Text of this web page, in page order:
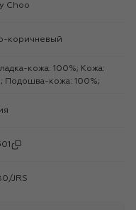
Choo
коричневый
Подошва-кожа: 100%;
JRS